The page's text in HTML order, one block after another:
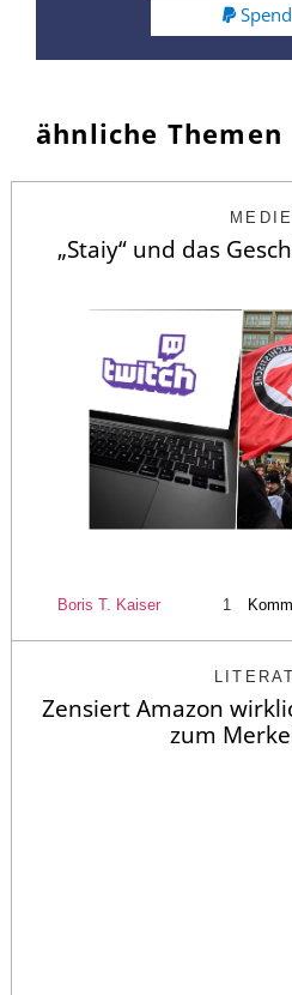
ähnliche Themen
„Staiy“ und das
Boris T. Kaiser 1
Zensiert Amazon
zum